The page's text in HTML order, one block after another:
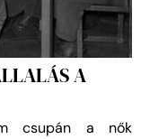
A
csupán a nők